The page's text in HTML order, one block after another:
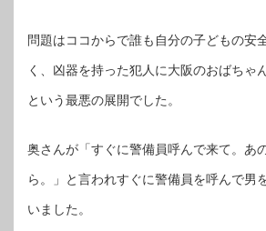
問題はココからで誰も自分の子どもの安
く、凶器を持った犯人に大阪のおばちゃ
という最悪の展開でした。
奥さんが「すぐに警備員呼んで来て。あ
ら。」と言われすぐに警備員を呼んで男
いました。